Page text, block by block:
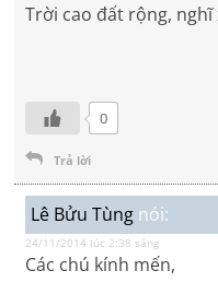
Trời cao đất rộng, nghĩ
0
Trả lời
Lê Bửu Tùng nói:
24/11/2014 lúc 2:38 sáng
Các chú kính mến,